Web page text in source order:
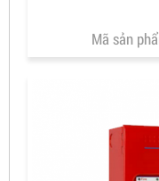
Mã sản